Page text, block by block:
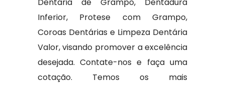
Inferior, Protese com Grampo,
Coroas Dentárias e Limpeza Dentária
Valor, visando promover a excelência
desejada. Contate-nos e faça uma
cotação. Temos os mais